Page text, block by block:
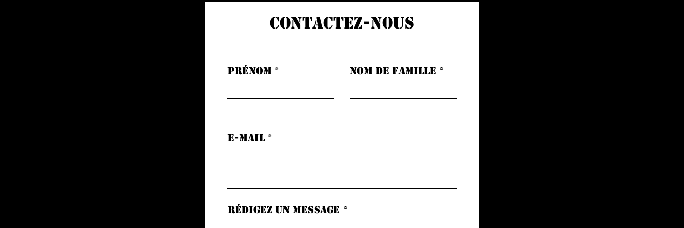
Contactez-nous
Prénom Nom de famille
E-mail
Rédigez un message